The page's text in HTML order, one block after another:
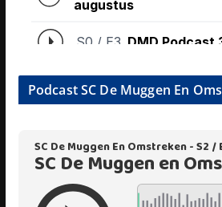
Podcast SC De Muggen En